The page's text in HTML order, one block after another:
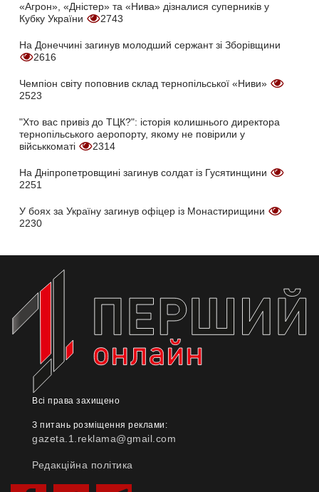
«Агрон», «Дністер» та «Нива» дізналися суперників у
Кубку України
2743
На Донеччині загинув молодший сержант зі Зборівщини
2616
Чемпіон світу поповнив склад тернопільської «Ниви»
2523
"Хто вас привіз до ТЦК?": історія колишнього директора
тернопільського аеропорту, якому не повірили у
військкоматі
2314
На Дніпропетровщині загинув солдат із Гусятинщини
2251
У боях за Україну загинув офіцер із Монастирищини
2230
Всі права захищено
З питань розміщення реклами:
gazeta.1.reklama@gmail.com
Редакційна політика